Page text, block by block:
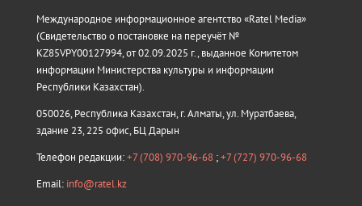
Международное информационное агентство «Ratel Media»
(Свидетельство о постановке на переучёт №
KZ85VPY00127994, от 02.09.2025 г., выданное Комитетом
информации Министерства культуры и информации
Республики Казахстан).
050026, Республика Казахстан, г. Алматы, ул. Муратбаева,
здание 23, 225 офис, БЦ Дарын
Телефон редакции:+7 (708) 970-96-68 ;+7 (727) 970-96-68
Email: info@ratel.kz